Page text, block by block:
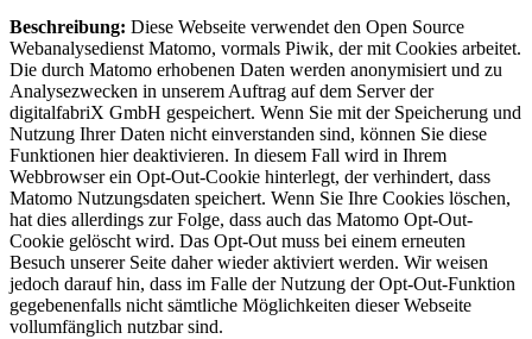
Beschreibung: Diese Webseite verwendet den Open Source
Webanalysedienst Matomo, vormals Piwik, der mit Cookies arbeitet.
Die durch Matomo erhobenen Daten werden anonymisiert und zu
Analysezwecken in unserem Auftrag auf dem Server der
digitalfabriX GmbH gespeichert. Wenn Sie mit der Speicherung und
Nutzung Ihrer Daten nicht einverstanden sind, können Sie diese
Funktionen hier deaktivieren. In diesem Fall wird in Ihrem
Webbrowser ein Opt-Out-Cookie hinterlegt, der verhindert, dass
Matomo Nutzungsdaten speichert. Wenn Sie Ihre Cookies löschen,
hat dies allerdings zur Folge, dass auch das Matomo Opt-Out-
Cookie gelöscht wird. Das Opt-Out muss bei einem erneuten
Besuch unserer Seite daher wieder aktiviert werden. Wir weisen
jedoch darauf hin, dass im Falle der Nutzung der Opt-Out-Funktion
gegebenenfalls nicht sämtliche Möglichkeiten dieser Webseite
vollumfänglich nutzbar sind.